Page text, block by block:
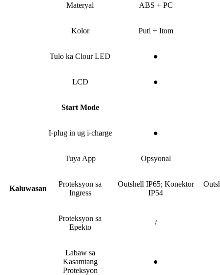
Materyal ABS + PC
Kolor Puti + Itom
Tulo ka Clour LED ●
LCD ●
Start Mode
I-plug in ug i-charge ●
Tuya App Opsyonal
Kaluwasan
Proteksyon sa
Ingress
Outshell IP65; Konektor
IP54
Proteksyon sa
Epekto
/
Labaw sa
Kasamtang
Proteksyon
●